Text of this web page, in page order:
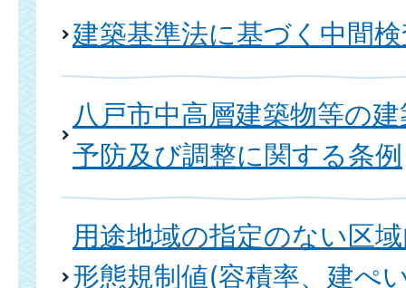
建築基準法に基づく中間
八戸市中高層建築物等の
予防及び調整に関する条例
用途地域の指定のない区
形態規制値(容積率、建ぺ